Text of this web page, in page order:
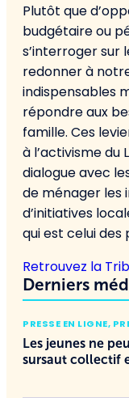
Plutôt que
budgétaire ou
s’interroger sur
redonner à
indispensables
répondre aux
famille. Ces
à l’activisme du
dialogue avec
de ménager les
d’initiatives
qui est celui des
Retrouvez la
Derniers
PRESSE EN LIGNE,
Les jeunes ne
sursaut collectif